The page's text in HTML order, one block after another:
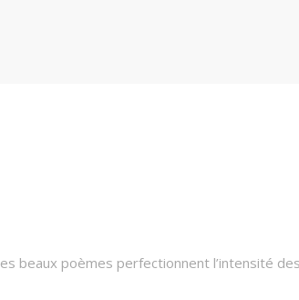
beaux poèmes perfectionnent l’intensité